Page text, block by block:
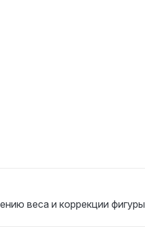
веса и коррекции фигуры